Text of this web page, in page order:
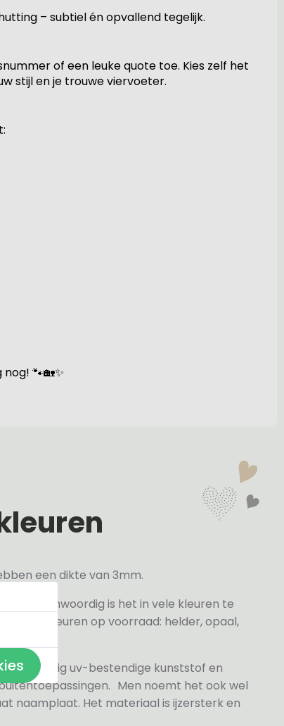
– subtiel én opvallend tegelijk.
of een leuke quote toe. Kies zelf het
stijl en je trouwe viervoeter.
🐾🏡✨
een dikte van 3mm.
tegenwoordig is het in vele kleuren te
kleuren op voorraad: helder, opaal,
volledig uv-bestendige kunststof en
Men noemt het ook wel
naamplaat. Het materiaal is ijzersterk en